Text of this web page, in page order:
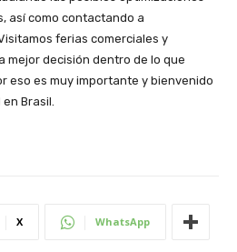
así como contactando a
ferias comerciales y
mejor decisión dentro de lo que
eso es muy importante y bienvenido
Brasil.
X WhatsApp